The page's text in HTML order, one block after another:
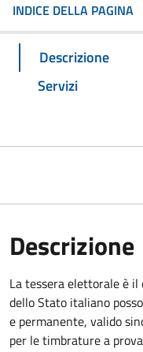
INDICE DELLA PAGINA
Descrizione
Servizi
Descrizione
La tessera elettorale è
dello Stato italiano
e permanente, valido
per le timbrature a